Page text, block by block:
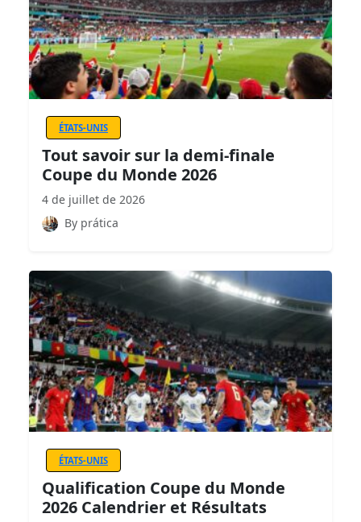
ÉTATS-UNIS
Tout savoir sur la demi-finale
Coupe du Monde 2026
4 de juillet de 2026
By prática
ÉTATS-UNIS
Qualification Coupe du Monde
2026 Calendrier et Résultats